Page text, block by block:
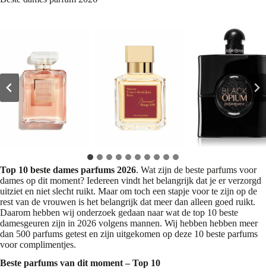
Top 10 beste dames parfums 2026. Wat zijn de beste parfums voor
dames op dit moment? Iedereen vindt het belangrijk dat je er verzorgd
uitziet en niet slecht ruikt. Maar om toch een stapje voor te zijn op de
rest van de vrouwen is het belangrijk dat meer dan alleen goed ruikt.
Daarom hebben wij onderzoek gedaan naar wat de top 10 beste
damesgeuren zijn in 2026 volgens mannen. Wij hebben hebben meer
dan 500 parfums getest en zijn uitgekomen op deze 10 beste parfums
voor complimentjes.
Beste parfums van dit moment – Top 10